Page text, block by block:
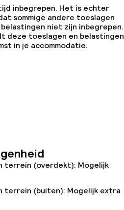
inbegrepen. Het is echter
sommige andere toeslagen
niet zijn inbegrepen.
deze toeslagen en belastingen
in je accommodatie.
terrein (overdekt): Mogelijk
terrein (buiten): Mogelijk extra